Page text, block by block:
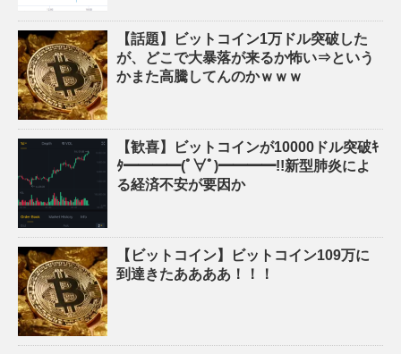
【話題】ビットコイン1万ドル突破した
が、どこで大暴落が来るか怖い⇒という
かまた高騰してんのかｗｗｗ
【歓喜】ビットコインが10000ドル突破ｷ
ﾀ━━━━(ﾟ∀ﾟ)━━━━!!新型肺炎によ
る経済不安が要因か
【ビットコイン】ビットコイン109万に
到達きたああああ！！！